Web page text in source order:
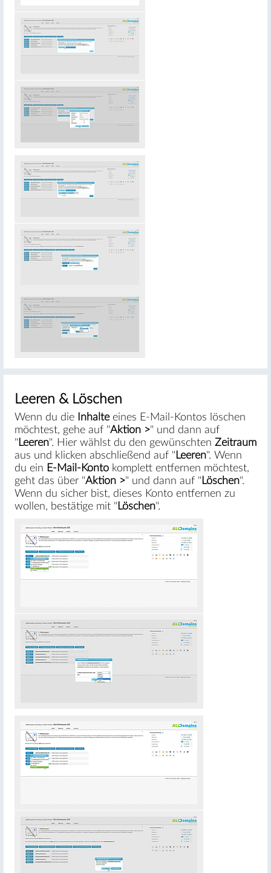
Leeren & Löschen
Wenn du die Inhalteeines E-Mail-Kontos löschen
möchtest, gehe auf "Aktion >" und dann auf
" Leeren". Hier wählst du den gewünschten Zeitraum
aus und klicken abschließend auf " Leeren". Wenn
du ein E-Mail-Kontokomplett entfernen möchtest,
geht das über "Aktion >" und dann auf " Löschen".
Wenn du sicher bist, dieses Konto entfernen zu
wollen, bestätige mit " Löschen".